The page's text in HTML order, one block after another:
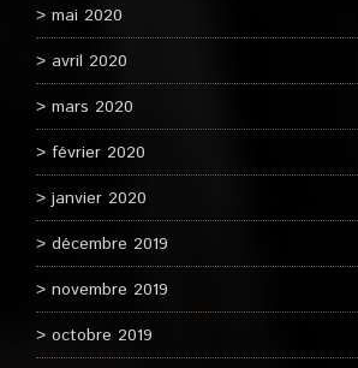
mai 2020
avril 2020
mars 2020
février 2020
janvier 2020
décembre 2019
novembre 2019
octobre 2019